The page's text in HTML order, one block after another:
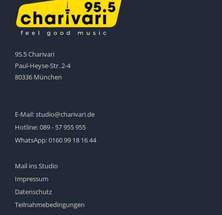
95.5 Charivari
Paul-Heyse-Str. 2-4
80336 München
E-Mail:studio@charivari.de
Hotline:089 - 57 955 955
WhatsApp:0160 99 18 16 44
Mail ins Studio
Impressum
Datenschutz
Teilnahmebedingungen